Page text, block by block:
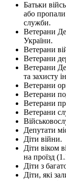
Батьки
або пропали
служби.
Ветерани
України.
Ветерани
Ветерани
Ветерани
та захисту
Ветерани
Ветерани
Ветерани
Ветерани
Депутати
Діти війни.
Діти віком
на проїзд
Діти з
Діти, які